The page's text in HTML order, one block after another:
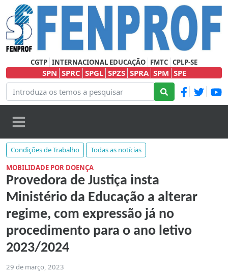
CGTP INTERNACIONAL EDUCAÇÃO FMTC CPLP-SE
SPN SPRC SPGL SPZS SPRA SPM SPE
Condições de Trabalho
Todas as notícias
MOBILIDADE POR DOENÇA
Provedora de Justiça insta
Ministério da Educação a alterar
regime, com expressão já no
procedimento para o ano letivo
2023/2024
29 de março, 2023